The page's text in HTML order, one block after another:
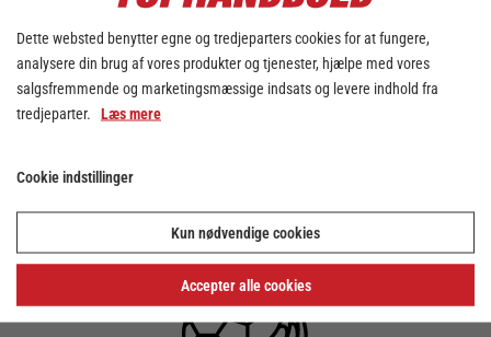
Dette websted benytter egne og tredjeparters cookies for at fungere,
analysere din brug af vores produkter og tjenester, hjælpe med vores
salgsfremmende og marketingsmæssige indsats og levere indhold fra
tredjeparter. Læs mere
Cookie indstillinger
Kun nødvendige cookies
Accepter alle cookies